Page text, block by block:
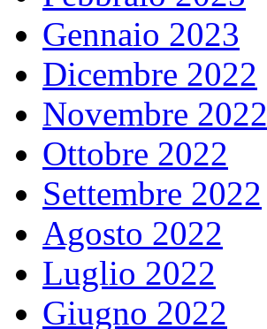
Gennaio 2023
Dicembre 2022
Novembre 2022
Ottobre 2022
Settembre 2022
Agosto 2022
Luglio 2022
Giugno 2022